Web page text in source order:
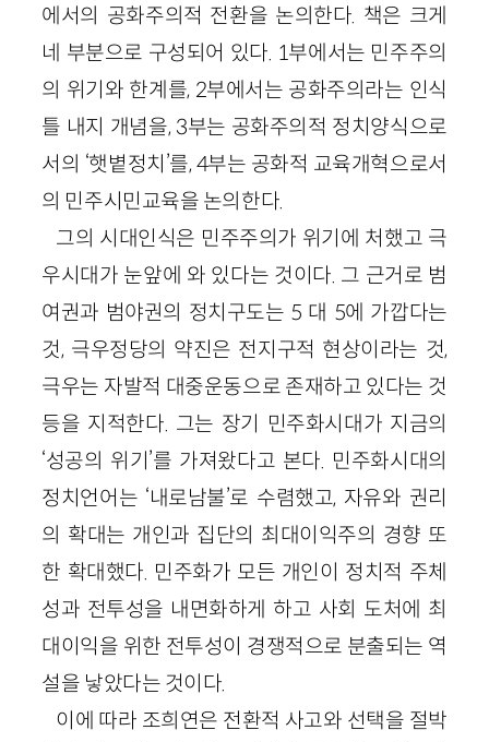
에서의 공화주의적 전환을 논의한다. 책은 크게
네 부분으로 구성되어 있다. 1부에서는 민주주의
의 위기와 한계를, 2부에서는 공화주의라는 인식
틀 내지 개념을, 3부는 공화주의적 정치양식으로
서의 ‘햇볕정치’를, 4부는 공화적 교육개혁으로서
의 민주시민교육을 논의한다.
그의 시대인식은 민주주의가 위기에 처했고 극
우시대가 눈앞에 와 있다는 것이다. 그 근거로 범
여권과 범야권의 정치구도는 5 대 5에 가깝다는
것, 극우정당의 약진은 전지구적 현상이라는 것,
극우는 자발적 대중운동으로 존재하고 있다는 것
등을 지적한다. 그는 장기 민주화시대가 지금의
‘성공의 위기’를 가져왔다고 본다. 민주화시대의
정치언어는 ‘내로남불’로 수렴했고, 자유와 권리
의 확대는 개인과 집단의 최대이익주의 경향 또
한 확대했다. 민주화가 모든 개인이 정치적 주체
성과 전투성을 내면화하게 하고 사회 도처에 최
대이익을 위한 전투성이 경쟁적으로 분출되는 역
설을 낳았다는 것이다.
이에 따라 조희연은 전환적 사고와 선택을 절박